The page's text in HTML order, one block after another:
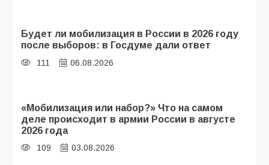
Будет ли мобилизация в России в 2026 году
после выборов: в Госдуме дали ответ
111 06.08.2026
«Мобилизация или набор?» Что на самом
деле происходит в армии России в августе
2026 года
109 03.08.2026